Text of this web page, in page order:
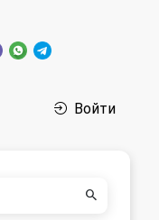
Войти